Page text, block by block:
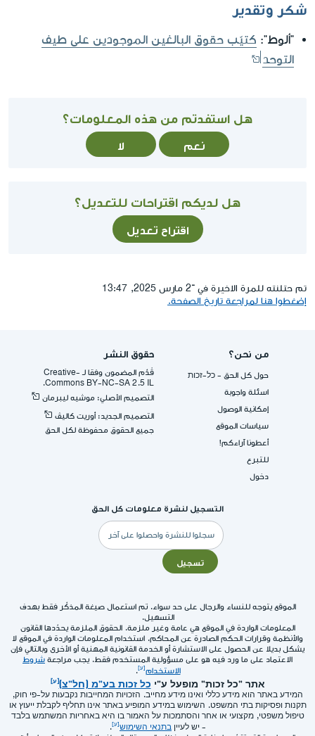
شكر وتقدير
"ألوط": كتيّب حقوق البالغين الموجودين على طيف
التوحد
هل استفدتم من هذه المعلومات؟
نعم لا
هل لديكم اقتراحات للتعديل؟
اقتراح تعديل
تم حتلنته للمرة الاخيرة في ־2 مارس 2025, 13:47
إضغطوا هنا لمراجعة تاريخ الصفحة.
من نحن؟
حول كل الحق - כל-זכות
اسئلة واجوبة
إمكانية الوصول
سياسات الموقع
أعطونا آراءكم!
للتبرع
دخول
حقوق النشر
قُدِّم المضمون وفقا لـ -Creative
Commons BY-NC-SA 2.5 IL.
التصميم الأصلي: موشيه ليبرمان
التصميم الجديد: أوريت كاليڤ
جميع الحقوق محفوظة لكل الحق
التسجيل لنشرة معلومات كل الحق
البريد
الإلكتروني
تسجيل
الموقع يتوجه للنساء والرجال على حد سواء. تم استعمال صيغة المذكّر فقط بهدف
التسهيل.
المعلومات الواردة في الموقع هي عامة وغير ملزمة. الحقوق الملزمة يحدّدها القانون
والأنظمة وقرارات الحكم الصادرة عن المحاكم. استخدام المعلومات الواردة في الموقع لا
يشكل بديلا عن الحصول على الاستشارة أو الخدمة القانونية المهنية أو الأخرى وبالتالي فإن
الاعتماد على ما ورد فيه هو على مسؤولية المستخدم فقط. يجب مراجعة شروط
الاستخدام
.
אתר "כל זכות" מופעל ע"י כל זכות בע"מ (חל"צ)
המידע באתר הוא מידע כללי ואינו מידע מחייב. הזכויות המחייבות נקבעות על-פי חוק,
תקנות ופסיקות בתי המשפט. השימוש במידע המופיע באתר אינו תחליף לקבלת ייעוץ או
טיפול משפטי, מקצועי או אחר והסתמכות על האמור בו היא באחריות המשתמש בלבד
- יש לעיין בתנאי השימוש
.